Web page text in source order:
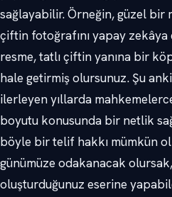
sağlayabilir. Örneğin, güzel bir
çiftin fotoğrafını yapay
resme, tatlı çiftin yanına bir
hale getirmiş olursunuz. Şu
ilerleyen yıllarda
boyutu konusunda bir netlik
böyle bir telif hakkı mümkün
günümüze odakanacak
oluşturduğunuz eserine